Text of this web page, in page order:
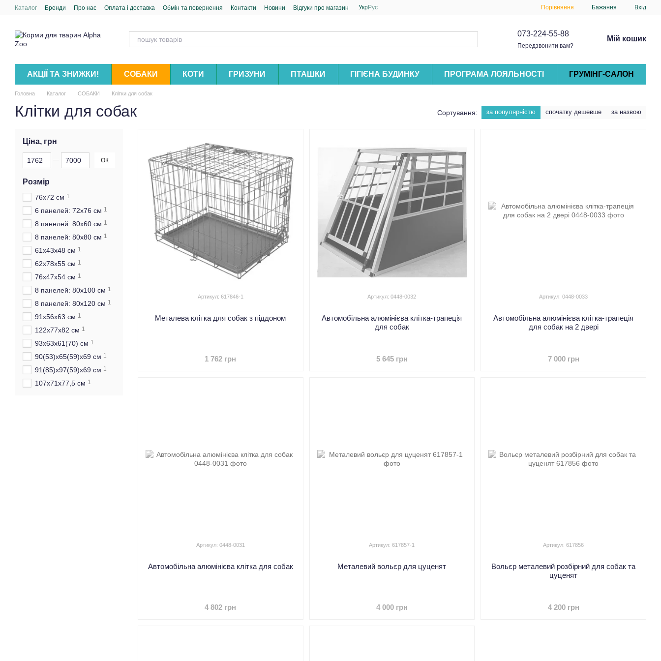
Перейти до основного контенту
Каталог Бренди Про нас Оплата і доставка Обмін та повернення Контакти Новини Відгуки про магазин УкрРус Порівняння Бажання Вхід
073-224-55-88
Передзвонити вам?
Мій кошик
АКЦІЇ ТА ЗНИЖКИ! СОБАКИ КОТИ ГРИЗУНИ ПТАШКИ ГІГІЄНА БУДИНКУ ПРОГРАМА ЛОЯЛЬНОСТІ ГРУМІНГ-САЛОН
Головна Каталог СОБАКИ Клітки для собак
Клітки для собак Сортування: за популярністю спочатку дешевше за назвою
Артикул: 617846-1
Металева клітка для собак з піддоном
1 762 грн
Артикул: 0448-0032
Автомобільна алюмінієва клітка-трапеція
для собак
5 645 грн
Артикул: 0448-0033
Автомобільна алюмінієва клітка-трапеція
для собак на 2 двері
7 000 грн
Артикул: 0448-0031
Автомобільна алюмінієва клітка для собак
4 802 грн
Артикул: 617857-1
Металевий вольєр для цуценят
4 000 грн
Артикул: 617856
Вольєр металевий розбірний для собак та
цуценят
4 200 грн
Ціна, грн
Від Ціна, грн
До Ціна, грн ОК
Розмір
76х72 см 1
6 панелей: 72х76 см 1
8 панелей: 80х60 см 1
8 панелей: 80х80 см 1
61х43х48 см 1
62х78х55 см 1
76х47х54 см 1
8 панелей: 80х100 см 1
8 панелей: 80х120 см 1
91х56х63 см 1
122х77х82 см 1
93х63х61(70) см 1
90(53)х65(59)х69 см 1
91(85)х97(59)х69 см 1
107х71х77,5 см 1